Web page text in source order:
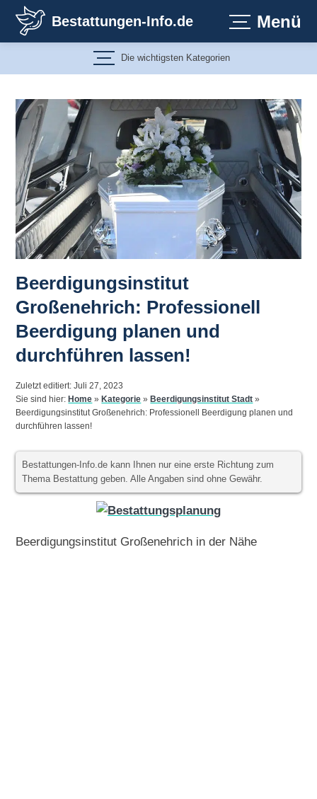
Inhalt
springen
Bestattungen-Info.de Menü
Die wichtigsten Kategorien
Beerdigungsinstitut
Großenehrich: Professionell
Beerdigung planen und
durchführen lassen!
Zuletzt editiert: Juli 27, 2023
Sie sind hier: Home » Kategorie » Beerdigungsinstitut Stadt »
Beerdigungsinstitut Großenehrich: Professionell Beerdigung planen und
durchführen lassen!
Bestattungen-Info.de kann Ihnen nur eine erste Richtung zum
Thema Bestattung geben. Alle Angaben sind ohne Gewähr.
Beerdigungsinstitut Großenehrich in der Nähe